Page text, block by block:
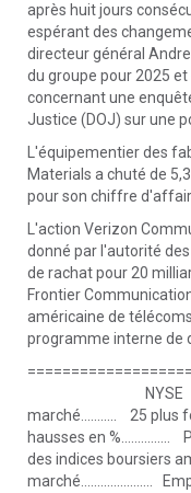
après huit jours
espérant des
directeur général
du groupe pour 2025
concernant une
Justice (DOJ) sur une
L'équipementier des
Materials a chuté de
pour son chiffre
L'action Verizon
donné par l'autorité
de rachat pour 20
Frontier
américaine de
programme interne de
NYSE
marché........... 25 plus
hausses en %...............
des indices boursiers
marché......................